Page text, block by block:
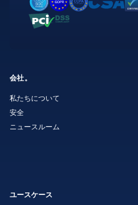
会社。
私たちについて
安全
ニュースルーム
ユースケース